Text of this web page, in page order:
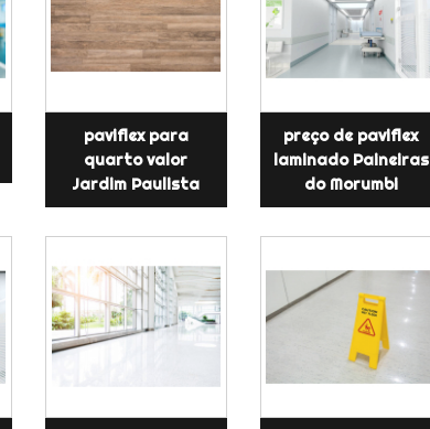
paviflex para
quarto valor
Jardim Paulista
preço de paviflex
laminado Paineiras
do Morumbi